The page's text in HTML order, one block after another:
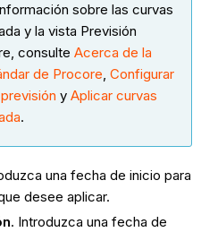
sobre las curvas
y la vista Previsión
consulte Acerca de la
de Procore Configurar
y Aplicar curvas
.
una fecha de inicio para
desee aplicar.
. Introduzca una fecha de